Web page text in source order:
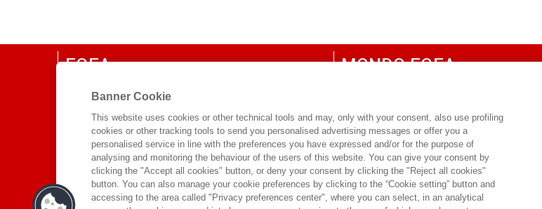
EGEA
CHI SIAMO
COMITATO SCIENTIFICO
CODICE ETICO
WHISTLEBLOWING
CONTATTI
DISTRIBUZIONE
MONDO EGEA
SDA BOCCONI SCHOOL OF MANAGEMENT
Banner Cookie
This website uses cookies or other technical tools and may, only with your consent, also use profiling
cookies or other tracking tools to send you personalised advertising messages or offer you a
personalised service in line with the preferences you have expressed and/or for the purpose of
analysing and monitoring the behaviour of the users of this website. You can give your consent by
clicking the "Accept all cookies" button, or deny your consent by clicking the "Reject all cookies"
button. You can also manage your cookie preferences by clicking to the “Cookie setting” button and
accessing to the area called "Privacy preferences center", where you can select, in an analytical